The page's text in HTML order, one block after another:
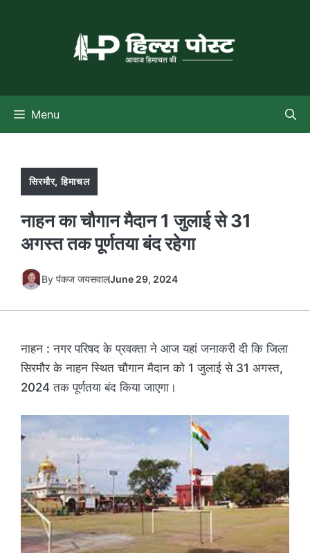
Menu
सिरमौर,हिमाचल
नाहन का चौगान मैदान 1 जुलाई से 31
अगस्त तक पूर्णतया बंद रहेगा
By पंकज जयसवालJune 29, 2024
नाहन : नगर परिषद के प्रवक्ता ने आज यहां जनाकरी दी कि जिला
सिरमौर के नाहन स्थित चौगान मैदान को 1 जुलाई से 31 अगस्त,
2024 तक पूर्णतया बंद किया जाएगा।